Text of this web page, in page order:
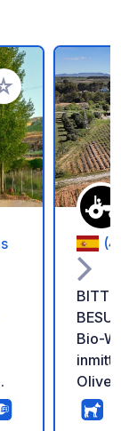
Ihren Favoriten
BITTE
BESUCH! Parkplatz
Bio-